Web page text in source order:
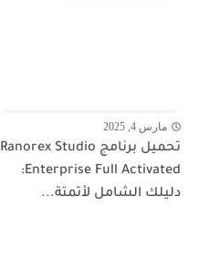
مارس 4, 2025
تحميل برنامج Ranorex Studio
Enterprise Full Activated:
دليلك الشامل لأتمتة...